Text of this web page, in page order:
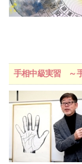
手相中級実習 ～